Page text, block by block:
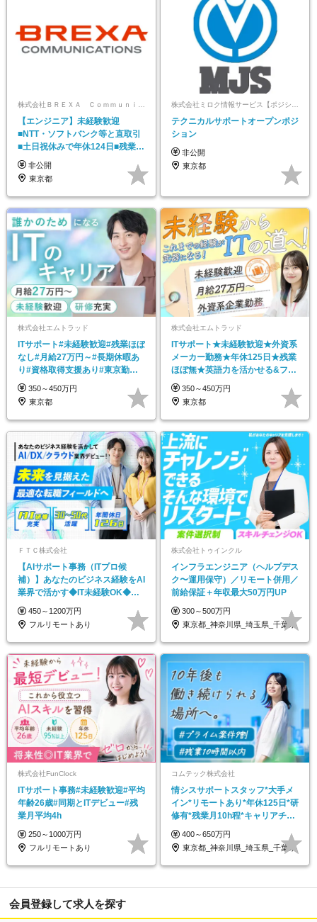
【エンジニア】未経験歓迎
■NTT・ソフトバンク等と直取引
■土日祝休みで年休124日■残業約
13時間■賞与年2回
非公開
東京都
テクニカルサポートオープンポジ
ション
非公開
東京都
株式会社エムトラッド
ITサポート#未経験歓迎#残業ほぼ
なし#月給27万円～#長期休暇あ
り#資格取得支援あり#東京勤務&
転勤なし
350～450万円
東京都
株式会社エムトラッド
ITサポート★未経験歓迎★外資系
メーカー勤務★年休125日★残業
ほぼ無★英語力を活かせる&フォ
ーマット有で安心
350～450万円
東京都
ＦＴＣ株式会社
【AIサポート事務（ITプロ候
補）】あなたのビジネス経験をAI
業界で活かす◆IT未経験OK◆目
指せるコンサル
450～1200万円
フルリモートあり
株式会社トゥインクル
インフラエンジニア（ヘルプデス
ク〜運用保守）／リモート併用／
前給保証＋年収最大50万円UP
300～500万円
東京都_神奈川県_埼玉県_千葉県
株式会社FunClock
ITサポート事務#未経験歓迎#平均
年齢26歳#同期とITデビュー#残
業月平均4h
250～1000万円
フルリモートあり
コムテック株式会社
情シスサポートスタッフ*大手メ
イン*リモートあり*年休125日*研
修有*残業月10h程*キャリアチェ
ンジ可
400～650万円
東京都_神奈川県_埼玉県_千葉県
会員登録して求人を探す